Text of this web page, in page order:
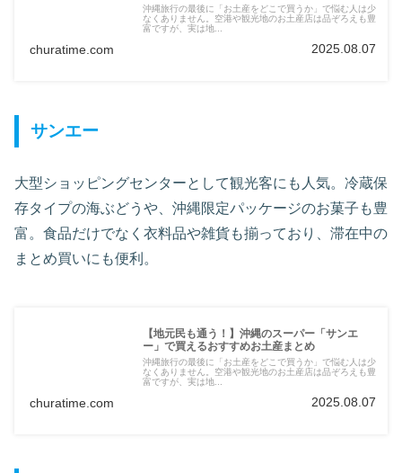
沖縄旅行の最後に「お土産をどこで買うか」で悩む人は少
なくありません。空港や観光地のお土産店は品ぞろえも豊
富ですが、実は地...
churatime.com 2025.08.07
サンエー
大型ショッピングセンターとして観光客にも人気。冷蔵保
存タイプの海ぶどうや、沖縄限定パッケージのお菓子も豊
富。食品だけでなく衣料品や雑貨も揃っており、滞在中の
まとめ買いにも便利。
【地元民も通う！】沖縄のスーパー「サンエ
ー」で買えるおすすめお土産まとめ
沖縄旅行の最後に「お土産をどこで買うか」で悩む人は少
なくありません。空港や観光地のお土産店は品ぞろえも豊
富ですが、実は地...
churatime.com 2025.08.07